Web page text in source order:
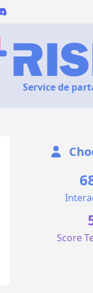
Service de
Score